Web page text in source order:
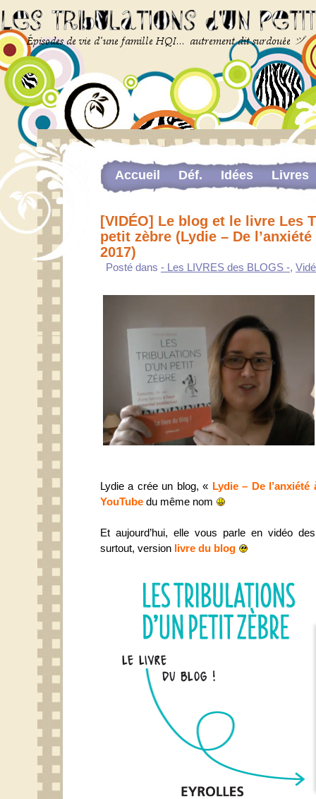
Accueil Déf. Idées
Livres
The last…
Web-congrès portant sur la
[VIDÉO] Le blog et le livre Les
petit zèbre (Lydie – De
2017)
Posté dans - Les LIVRES des BLOGS -,
Lydie a crée un blog, « Lydie – De l’anxiété
YouTube du même nom
Et aujourd’hui, elle vous parle en vidéo
surtout, version livre du blog